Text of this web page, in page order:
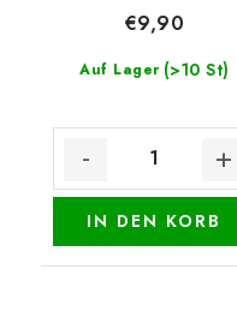
Auf Lager (>10 St)
€9,90
IN DEN KORB